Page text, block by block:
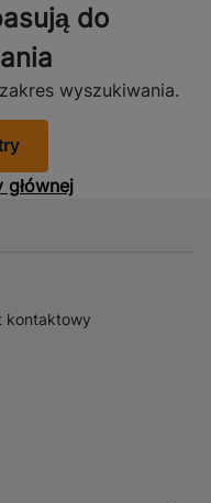
do
wyszukiwania.
kontaktowy